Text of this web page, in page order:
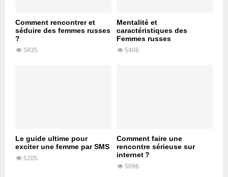
Comment rencontrer et
séduire des femmes russes
?
5835
Mentalité et
caractéristiques des
Femmes russes
5466
Le guide ultime pour
exciter une femme par SMS
5205
Comment faire une
rencontre sérieuse sur
internet ?
5096